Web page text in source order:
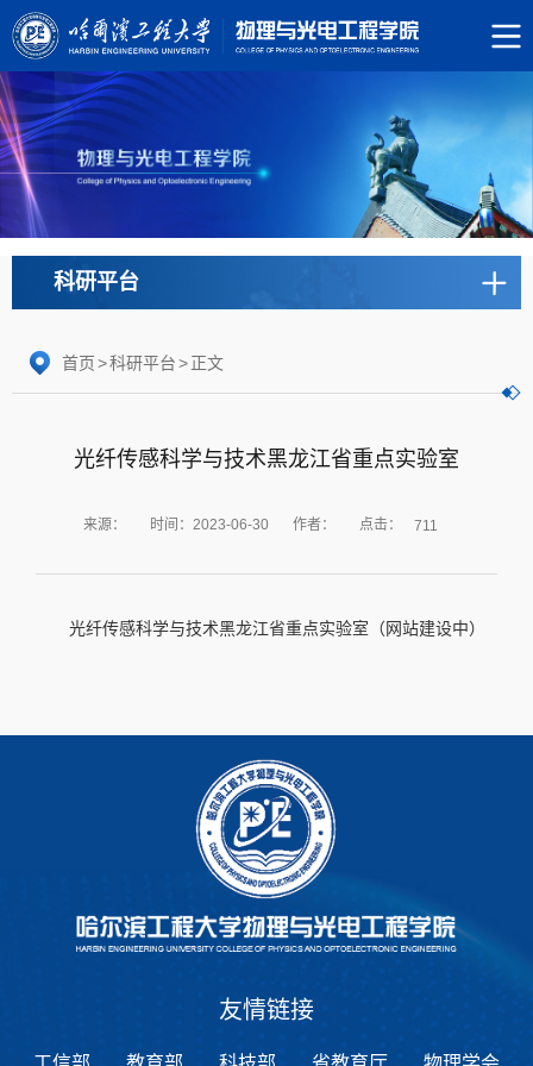
科研平台
首页>科研平台>正文
光纤传感科学与技术黑龙江省重点实验室
来源： 时间：2023-06-30 作者： 点击： 711
光纤传感科学与技术黑龙江省重点实验室（网站建设中）
友情链接